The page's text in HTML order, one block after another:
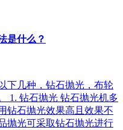
是什么？
下几种，钻石抛光，布轮
1. 钻石抛光 钻石抛光机多
钻石抛光效果高且效果不
抛光可采取钻石抛光进行